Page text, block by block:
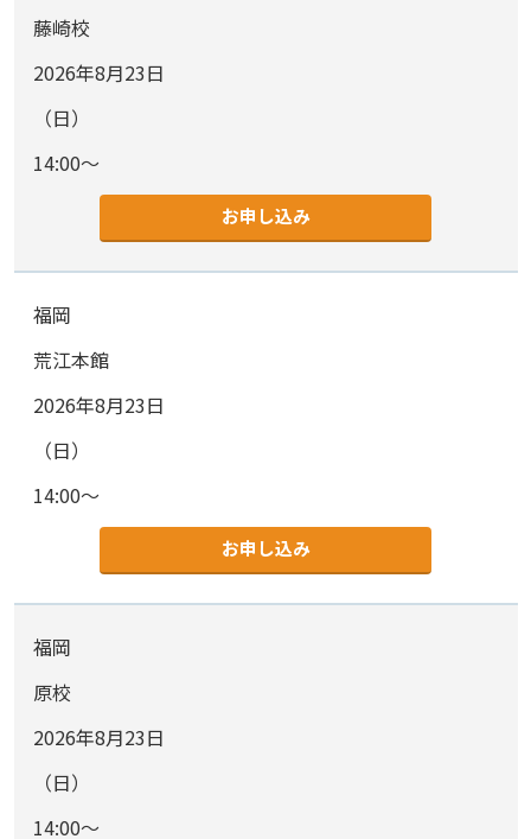
藤崎校
2026年8月23日
（日）
14:00～
お申し込み
福岡
荒江本館
2026年8月23日
（日）
14:00～
お申し込み
福岡
原校
2026年8月23日
（日）
14:00～